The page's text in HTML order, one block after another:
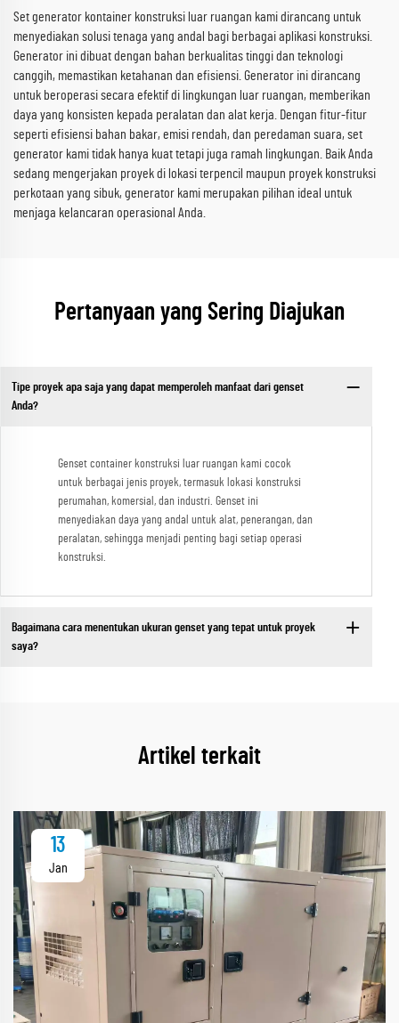
Set generator kontainer konstruksi luar ruangan kami dirancang untuk
menyediakan solusi tenaga yang andal bagi berbagai aplikasi konstruksi.
Generator ini dibuat dengan bahan berkualitas tinggi dan teknologi
canggih, memastikan ketahanan dan efisiensi. Generator ini dirancang
untuk beroperasi secara efektif di lingkungan luar ruangan, memberikan
daya yang konsisten kepada peralatan dan alat kerja. Dengan fitur-fitur
seperti efisiensi bahan bakar, emisi rendah, dan peredaman suara, set
generator kami tidak hanya kuat tetapi juga ramah lingkungan. Baik Anda
sedang mengerjakan proyek di lokasi terpencil maupun proyek konstruksi
perkotaan yang sibuk, generator kami merupakan pilihan ideal untuk
menjaga kelancaran operasional Anda.
Pertanyaan yang Sering Diajukan
Tipe proyek apa saja yang dapat memperoleh manfaat dari genset
Anda?
Genset container konstruksi luar ruangan kami cocok
untuk berbagai jenis proyek, termasuk lokasi konstruksi
perumahan, komersial, dan industri. Genset ini
menyediakan daya yang andal untuk alat, penerangan, dan
peralatan, sehingga menjadi penting bagi setiap operasi
konstruksi.
Bagaimana cara menentukan ukuran genset yang tepat untuk proyek
saya?
Artikel terkait
13
Jan